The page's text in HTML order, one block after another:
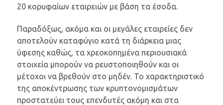
20 κορυφαίων εταιρειών με βάση τα έσοδα.
Παραδόξως, ακόμα και οι μεγάλες εταιρείες δεν
αποτελούν καταφύγιο κατά τη διάρκεια μιας
ύφεσης καθώς, τα χρεοκοπημένα περιουσιακά
στοιχεία μπορούν να ρευστοποιηθούν και οι
μέτοχοι να βρεθούν στο μηδέν. Το χαρακτηριστικό
της αποκέντρωσης των κρυπτονομισμάτων
προστατεύει τους επενδυτές ακόμη και στα